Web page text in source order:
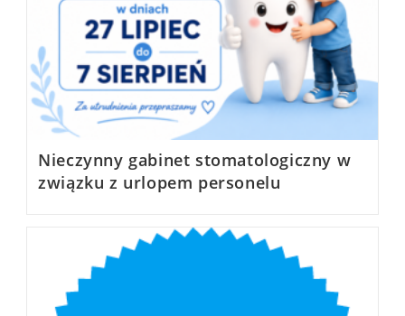
Nieczynny gabinet stomatologiczny w
związku z urlopem personelu